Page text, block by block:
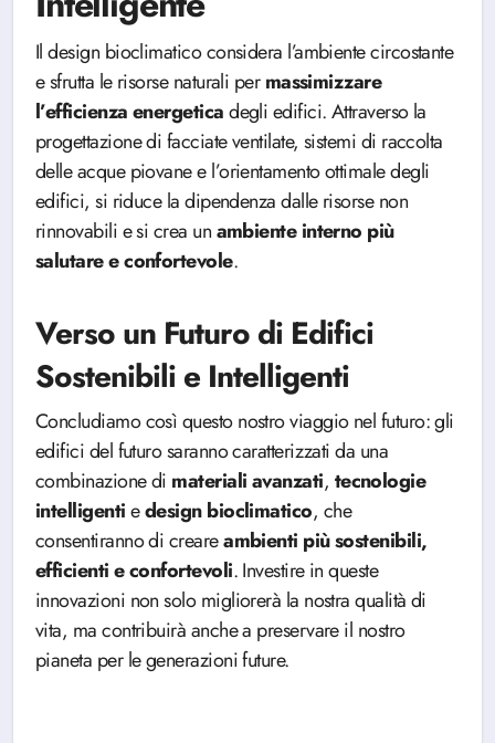
Il design bioclimatico considera l’ambiente circostante
e sfrutta le risorse naturali permassimizzare
l’efficienza energeticadegli edifici. Attraverso la
progettazione di facciate ventilate, sistemi di raccolta
delle acque piovane e l’orientamento ottimale degli
edifici, si riduce la dipendenza dalle risorse non
rinnovabili e si crea unambiente interno più
salutare e confortevole.
Verso un Futuro di Edifici
Sostenibili e Intelligenti
Concludiamo così questo nostro viaggio nel futuro: gli
edifici del futuro saranno caratterizzati da una
combinazione di materialiavanzati, tecnologie
intelligentiedesign bioclimatico, che
consentiranno di creareambienti più sostenibili,
efficienti e confortevoli. Investire in queste
innovazioni non solo migliorerà la nostra qualità di
vita, ma contribuirà anche a preservare il nostro
pianeta per le generazioni future.